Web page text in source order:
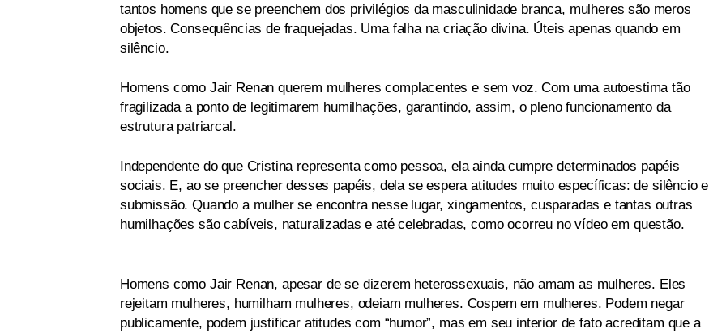
tantos homens que se preenchem dos privilégios da masculinidade branca, mulheres são meros
objetos. Consequências de fraquejadas. Uma falha na criação divina. Úteis apenas quando em
silêncio.
Homens como Jair Renan querem mulheres complacentes e sem voz. Com uma autoestima tão
fragilizada a ponto de legitimarem humilhações, garantindo, assim, o pleno funcionamento da
estrutura patriarcal.
Independente do que Cristina representa como pessoa, ela ainda cumpre determinados papéis
sociais. E, ao se preencher desses papéis, dela se espera atitudes muito específicas: de silêncio e
submissão. Quando a mulher se encontra nesse lugar, xingamentos, cusparadas e tantas outras
humilhações são cabíveis, naturalizadas e até celebradas, como ocorreu no vídeo em questão.
Homens como Jair Renan, apesar de se dizerem heterossexuais, não amam as mulheres. Eles
rejeitam mulheres, humilham mulheres, odeiam mulheres. Cospem em mulheres. Podem negar
publicamente, podem justificar atitudes com “humor”, mas em seu interior de fato acreditam que a